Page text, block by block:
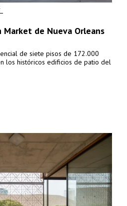
de Nueva Orleans
de siete pisos de 172.000
los históricos edificios de patio del